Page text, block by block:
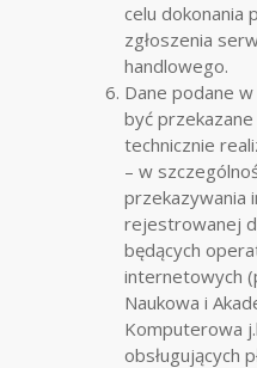
celu dokonania
zgłoszenia
handlowego.
Dane podane
być
technicznie
– w
przekazywania
rejestrowanej
będących
internetowych
Naukowa i
Komputerowa
obsługujących